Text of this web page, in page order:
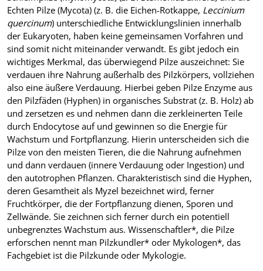
Echten Pilze (Mycota) (z. B. die Eichen-Rotkappe, Leccinium
quercinum) unterschiedliche Entwicklungslinien innerhalb
der Eukaryoten, haben keine gemeinsamen Vorfahren und
sind somit nicht miteinander verwandt. Es gibt jedoch ein
wichtiges Merkmal, das überwiegend Pilze auszeichnet: Sie
verdauen ihre Nahrung außerhalb des Pilzkörpers, vollziehen
also eine äußere Verdauung. Hierbei geben Pilze Enzyme aus
den Pilzfäden (Hyphen) in organisches Substrat (z. B. Holz) ab
und zersetzen es und nehmen dann die zerkleinerten Teile
durch Endocytose auf und gewinnen so die Energie für
Wachstum und Fortpflanzung. Hierin unterscheiden sich die
Pilze von den meisten Tieren, die die Nahrung aufnehmen
und dann verdauen (innere Verdauung oder Ingestion) und
den autotrophen Pflanzen. Charakteristisch sind die Hyphen,
deren Gesamtheit als Myzel bezeichnet wird, ferner
Fruchtkörper, die der Fortpflanzung dienen, Sporen und
Zellwände. Sie zeichnen sich ferner durch ein potentiell
unbegrenztes Wachstum aus. Wissenschaftler*, die Pilze
erforschen nennt man Pilzkundler* oder Mykologen*, das
Fachgebiet ist die Pilzkunde oder Mykologie.